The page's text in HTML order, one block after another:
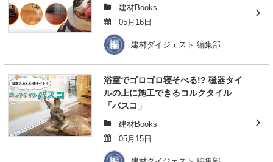
建材Books
05月16日
建材ダイジェスト 編集部
浴室でゴロゴロ寝そべる!? 磁器タイ
ルの上に施工できるコルクタイル
「バスコ」
建材Books
05月15日